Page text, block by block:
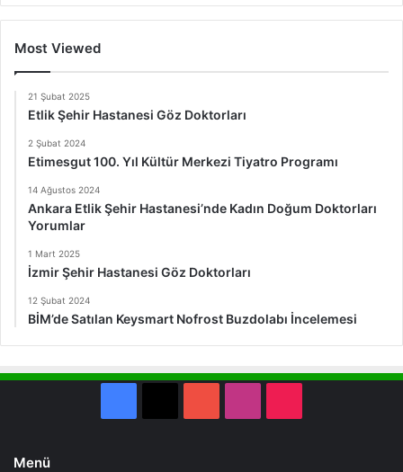
Most Viewed
21 Şubat 2025
Etlik Şehir Hastanesi Göz Doktorları
2 Şubat 2024
Etimesgut 100. Yıl Kültür Merkezi Tiyatro Programı
14 Ağustos 2024
Ankara Etlik Şehir Hastanesi’nde Kadın Doğum Doktorları
Yorumlar
1 Mart 2025
İzmir Şehir Hastanesi Göz Doktorları
12 Şubat 2024
BİM’de Satılan Keysmart Nofrost Buzdolabı İncelemesi
Menü